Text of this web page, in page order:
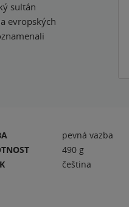
sultán
evropských
pevná vazba
490 g
čeština